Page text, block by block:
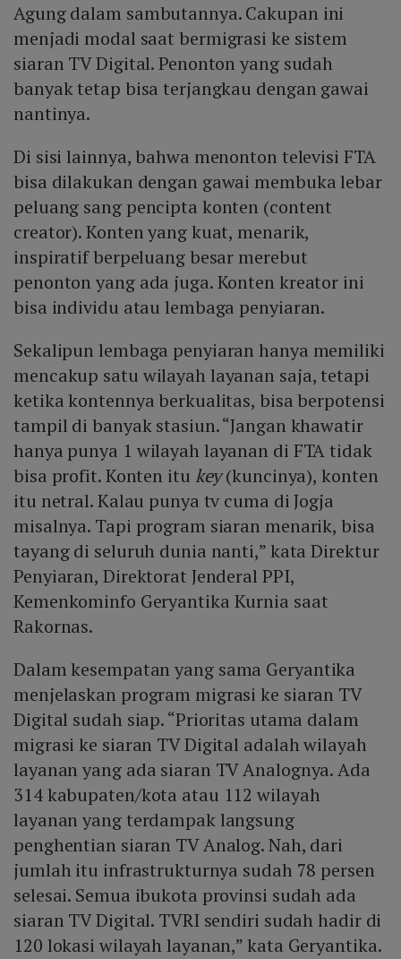
Agung dalam sambutannya. Cakupan ini
menjadi modal saat bermigrasi ke sistem
siaran TV Digital. Penonton yang sudah
banyak tetap bisa terjangkau dengan gawai
nantinya.
Di sisi lainnya, bahwa menonton televisi FTA
bisa dilakukan dengan gawai membuka lebar
peluang sang pencipta konten (content
creator). Konten yang kuat, menarik,
inspiratif berpeluang besar merebut
penonton yang ada juga. Konten kreator ini
bisa individu atau lembaga penyiaran.
Sekalipun lembaga penyiaran hanya memiliki
mencakup satu wilayah layanan saja, tetapi
ketika kontennya berkualitas, bisa berpotensi
tampil di banyak stasiun. “Jangan khawatir
hanya punya 1 wilayah layanan di FTA tidak
bisa profit. Konten itu key(kuncinya), konten
itu netral. Kalau punya tv cuma di Jogja
misalnya. Tapi program siaran menarik, bisa
tayang di seluruh dunia nanti,” kata Direktur
Penyiaran, Direktorat Jenderal PPI,
Kemenkominfo Geryantika Kurnia saat
Rakornas.
Dalam kesempatan yang sama Geryantika
menjelaskan program migrasi ke siaran TV
Digital sudah siap. “Prioritas utama dalam
migrasi ke siaran TV Digital adalah wilayah
layanan yang ada siaran TV Analognya. Ada
314 kabupaten/kota atau 112 wilayah
layanan yang terdampak langsung
penghentian siaran TV Analog. Nah, dari
jumlah itu infrastrukturnya sudah 78 persen
selesai. Semua ibukota provinsi sudah ada
siaran TV Digital. TVRI sendiri sudah hadir di
120 lokasi wilayah layanan,” kata Geryantika.